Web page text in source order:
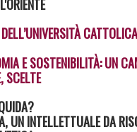
E SOSTENIBILITÀ: UN
SCELTE
UN INTELLETTUALE DA